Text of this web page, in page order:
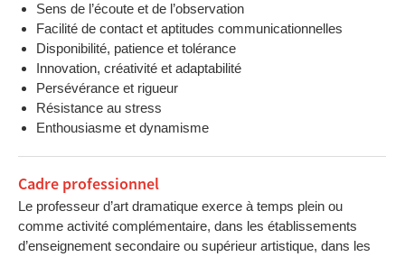
Sens de l’écoute et de l’observation
Facilité de contact et aptitudes communicationnelles
Disponibilité, patience et tolérance
Innovation, créativité et adaptabilité
Persévérance et rigueur
Résistance au stress
Enthousiasme et dynamisme
Cadre professionnel
Le professeur d’art dramatique exerce à temps plein ou
comme activité complémentaire, dans les établissements
d’enseignement secondaire ou supérieur artistique, dans les